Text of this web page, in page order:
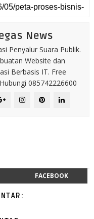
News
Penyalur Suara Publik.
Website dan
Berbasis IT. Free
085742226600
FACEBOOK